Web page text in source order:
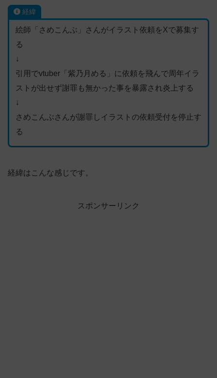
経緯
絵師「さめこんぶ」さんがイラスト依頼をXで募集す
る
↓
引用でvtuber「紫乃月める」に依頼を飛んで周年イラ
ストが出せず謝罪も無かった事を暴露され炎上する
↓
さめこんぶさんが謝罪しイラストの依頼受付を停止す
る
経緯はこんな感じです。
スポンサーリンク